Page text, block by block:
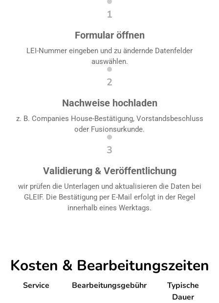
1
Formular öffnen
LEI-Nummer eingeben und zu ändernde Datenfelder
auswählen.
2
Nachweise hochladen
z. B. Companies House-Bestätigung, Vorstandsbeschluss
oder Fusionsurkunde.
3
Validierung & Veröffentlichung
wir prüfen die Unterlagen und aktualisieren die Daten bei
GLEIF. Die Bestätigung per E-Mail erfolgt in der Regel
innerhalb eines Werktags.
Kosten & Bearbeitungszeiten
Service Bearbeitungsgebühr
Typische
Dauer